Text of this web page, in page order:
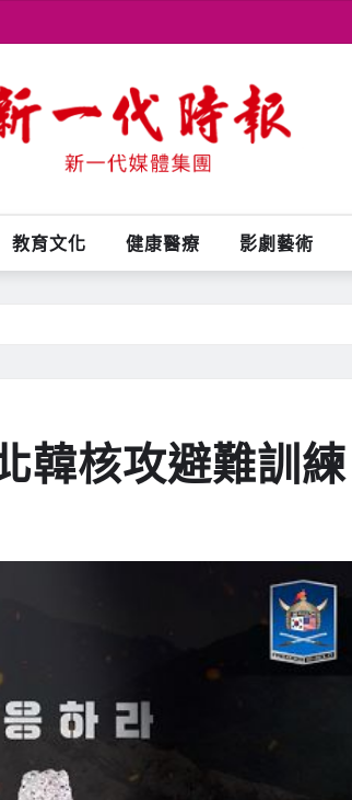
教育文化 健康醫療 影劇藝術
韓核攻避難訓練